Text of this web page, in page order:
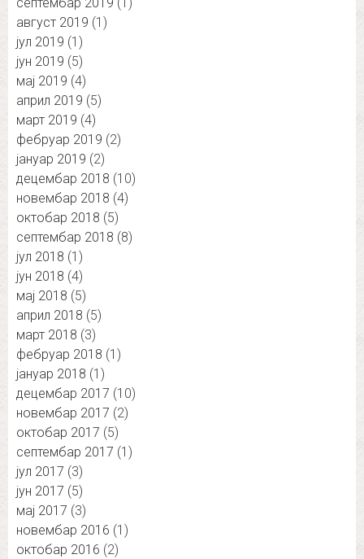
септембар 2019 (1)
август 2019 (1)
јул 2019 (1)
јун 2019 (5)
мај 2019 (4)
април 2019 (5)
март 2019 (4)
фебруар 2019 (2)
јануар 2019 (2)
децембар 2018 (10)
новембар 2018 (4)
октобар 2018 (5)
септембар 2018 (8)
јул 2018 (1)
јун 2018 (4)
мај 2018 (5)
април 2018 (5)
март 2018 (3)
фебруар 2018 (1)
јануар 2018 (1)
децембар 2017 (10)
новембар 2017 (2)
октобар 2017 (5)
септембар 2017 (1)
јул 2017 (3)
јун 2017 (5)
мај 2017 (3)
новембар 2016 (1)
октобар 2016 (2)